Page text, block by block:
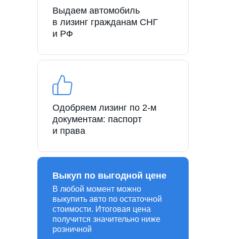
Выдаем автомобиль
в лизинг гражданам СНГ
и РФ
Одобряем лизинг по 2-м
документам: паспорт
и права
В любой момент можно
выкупить авто по остаточной
стоимости. Итоговая цена
получится значительно ниже
розничной
Выкуп по выгодной цене